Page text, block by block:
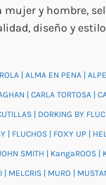
y hombre,
diseño y
| ALMA EN PENA | ALPE
| CARLA TORTOSA |
| DORKING BY
| FLUCHOS | FOXY UP |
SMITH | KangaROOS |
| MELCRIS | MURO |